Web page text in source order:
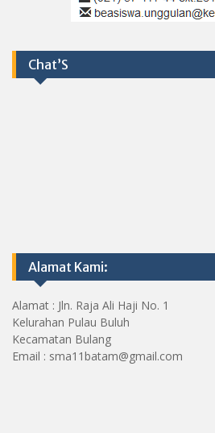
Chat’S
Alamat Kami:
Alamat : Jln. Raja Ali Haji No. 1
Kelurahan Pulau Buluh
Kecamatan Bulang
Email : sma11batam@gmail.com